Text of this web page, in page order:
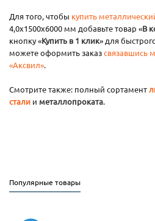
Для того, чтобы купить
4,0х1500х6000 мм добавьте товар «В
кнопку «Купить в 1 клик» для
можете оформить заказсвязавшись
«Аксвил».
Смотрите также: полный сортамент
стали и металлопроката.
Популярные товары